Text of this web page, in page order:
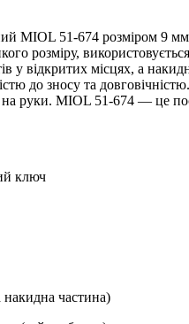
MIOL 51‑674 розміром 9 мм
розміру,
у відкритих місцях, а
до зносу та
руки. MIOL 51-674 — це
ключ
частина)